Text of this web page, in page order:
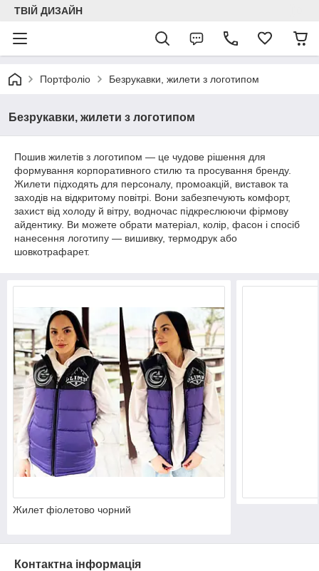
ТВІЙ ДИЗАЙН
Портфоліо Безрукавки, жилети з логотипом
Безрукавки, жилети з логотипом
Пошив жилетів з логотипом — це чудове рішення для
формування корпоративного стилю та просування бренду.
Жилети підходять для персоналу, промоакцій, виставок та
заходів на відкритому повітрі. Вони забезпечують комфорт,
захист від холоду й вітру, водночас підкреслюючи фірмову
айдентику. Ви можете обрати матеріал, колір, фасон і спосіб
нанесення логотипу — вишивку, термодрук або
шовкотрафарет.
Жилет фіолетово чорний
Контактна інформація